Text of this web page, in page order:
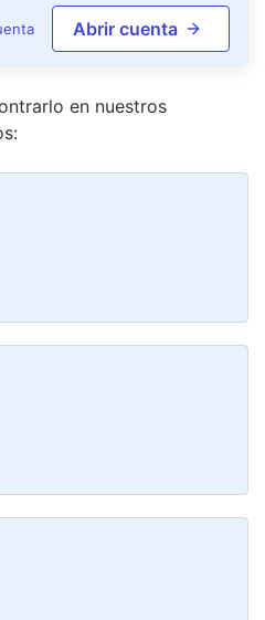
Abrir cuenta
en nuestros
s: